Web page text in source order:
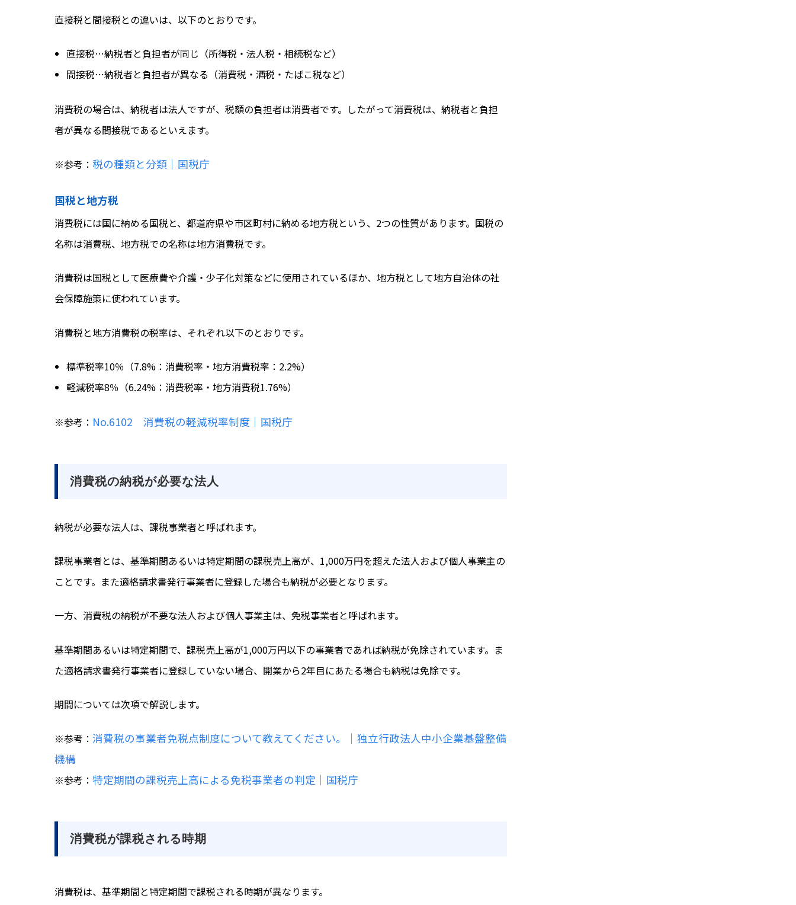
直接税と間接税との違いは、以下のとおりです。
直接税…納税者と負担者が同じ（所得税・法人税・相続税など）
間接税…納税者と負担者が異なる（消費税・酒税・たばこ税など）
消費税の場合は、納税者は法人ですが、税額の負担者は消費者です。したがって消費税は、納税者と負担
者が異なる間接税であるといえます。
※参考： 税の種類と分類｜国税庁
国税と地方税
消費税には国に納める国税と、都道府県や市区町村に納める地方税という、2つの性質があります。国税の
名称は消費税、地方税での名称は地方消費税です。
消費税は国税として医療費や介護・少子化対策などに使用されているほか、地方税として地方自治体の社
会保障施策に使われています。
消費税と地方消費税の税率は、それぞれ以下のとおりです。
標準税率10％（7.8%：消費税率・地方消費税率：2.2%）
軽減税率8％（6.24%：消費税率・地方消費税1.76%）
※参考： No.6102 消費税の軽減税率制度｜国税庁
消費税の納税が必要な法人
納税が必要な法人は、課税事業者と呼ばれます。
課税事業者とは、基準期間あるいは特定期間の課税売上高が、1,000万円を超えた法人および個人事業主の
ことです。また適格請求書発行事業者に登録した場合も納税が必要となります。
一方、消費税の納税が不要な法人および個人事業主は、免税事業者と呼ばれます。
基準期間あるいは特定期間で、課税売上高が1,000万円以下の事業者であれば納税が免除されています。ま
た適格請求書発行事業者に登録していない場合、開業から2年目にあたる場合も納税は免除です。
期間については次項で解説します。
※参考： 消費税の事業者免税点制度について教えてください。｜独立行政法人中小企業基盤整備
機構
※参考： 特定期間の課税売上高による免税事業者の判定｜国税庁
消費税が課税される時期
消費税は、基準期間と特定期間で課税される時期が異なります。